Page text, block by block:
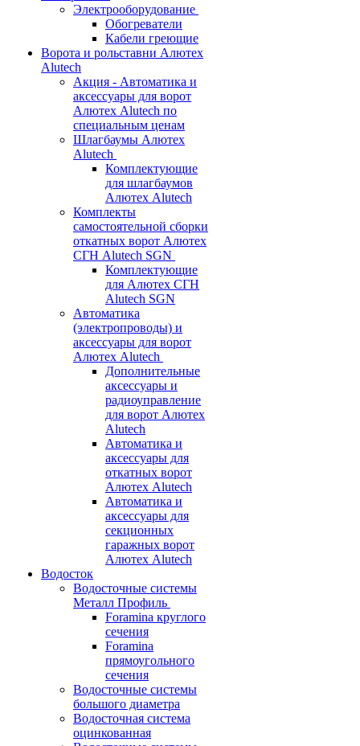
Электрооборудование
Обогреватели
Кабели греющие
Ворота и рольставни Алютех
Alutech
Акция - Автоматика и
аксессуары для ворот
Алютех Alutech по
специальным ценам
Шлагбаумы Алютех
Alutech
Комплектующие
для шлагбаумов
Алютех Alutech
Комплекты
самостоятельной сборки
откатных ворот Алютех
СГН Alutech SGN
Комплектующие
для Алютех СГН
Alutech SGN
Автоматика
(электропроводы) и
аксессуары для ворот
Алютех Alutech
Дополнительные
аксессуары и
радиоуправление
для ворот Алютех
Alutech
Автоматика и
аксессуары для
откатных ворот
Алютех Alutech
Автоматика и
аксессуары для
секционных
гаражных ворот
Алютех Alutech
Водосток
Водосточные системы
Металл Профиль
Foramina круглого
сечения
Foramina
прямоугольного
сечения
Водосточные системы
большого диаметра
Водосточная система
оцинкованная